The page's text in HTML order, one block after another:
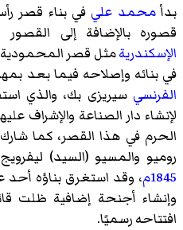
بدأمحمد علي في بناء قصر
قصوره بالإضافة إلى
الإسكندريةمثل قصر المحمودية
في بنائه وإصلاحه فيما بعد
الفرنسي سيريزى بك، والذي
لإنشاء دار الصناعة والإشراف
الحرم في هذا القصر، كما
روميو والمسيو (السيد)
1845م ، وقد استغرق بناؤه أحد
وإنشاء أجنحة إضافية ظلت
افتتاحه رسميًا.